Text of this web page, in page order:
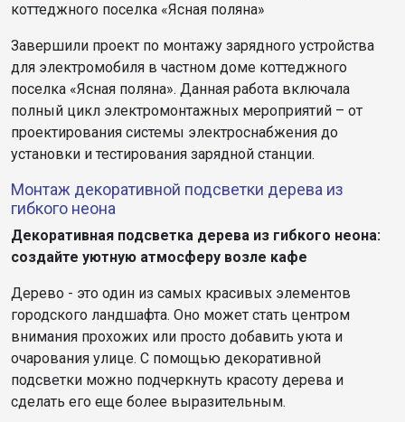
коттеджного поселка «Ясная поляна»
Завершили проект по монтажу зарядного устройства
для электромобиля в частном доме коттеджного
поселка «Ясная поляна». Данная работа включала
полный цикл электромонтажных мероприятий – от
проектирования системы электроснабжения до
установки и тестирования зарядной станции.
Монтаж декоративной подсветки дерева из
гибкого неона
Декоративная подсветка дерева из гибкого неона:
создайте уютную атмосферу возле кафе
Дерево - это один из самых красивых элементов
городского ландшафта. Оно может стать центром
внимания прохожих или просто добавить уюта и
очарования улице. С помощью декоративной
подсветки можно подчеркнуть красоту дерева и
сделать его еще более выразительным.